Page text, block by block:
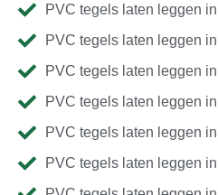
PVC tegels laten leggen
PVC tegels laten leggen
PVC tegels laten leggen
PVC tegels laten leggen
PVC tegels laten leggen
PVC tegels laten leggen